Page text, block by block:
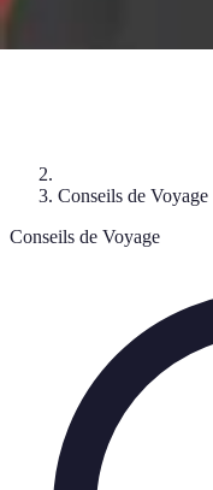
Conseils de Voyage
Conseils de Voyage